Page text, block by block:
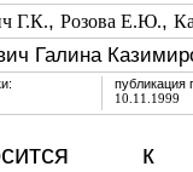
Г.К., Розова Е.Ю.,
Галина
публикация
10.11.1999